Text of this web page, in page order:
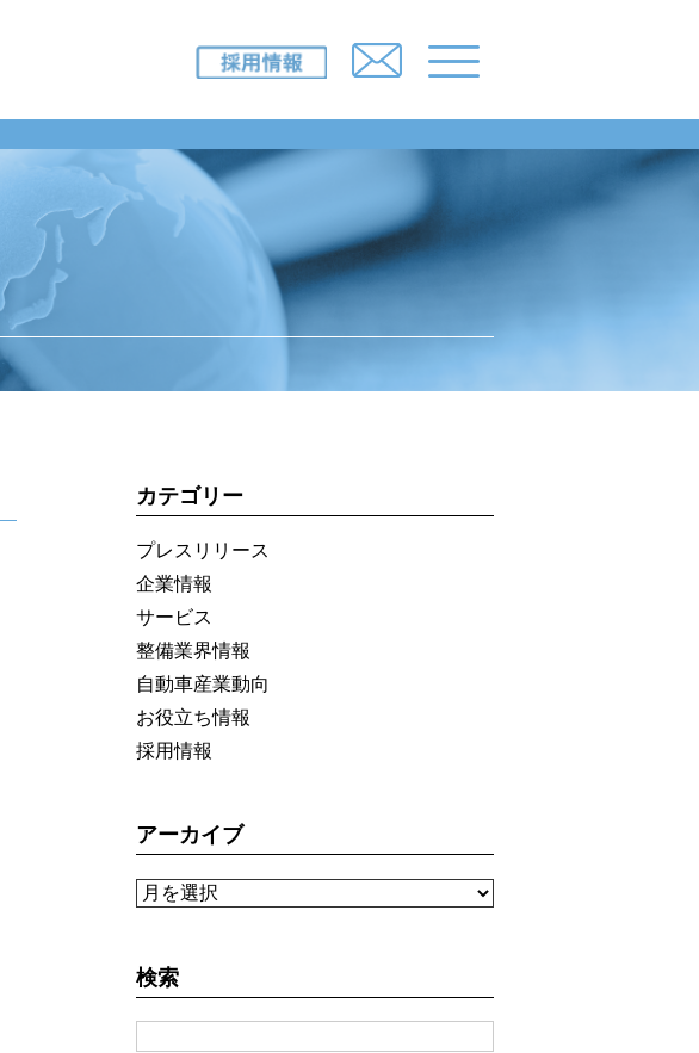
カテゴリー
プレスリリース
企業情報
サービス
整備業界情報
自動車産業動向
お役立ち情報
採用情報
アーカイブ
検索
企業情報
ご挨拶
企業概要
ESGの取り組み
IR情報
採用情報